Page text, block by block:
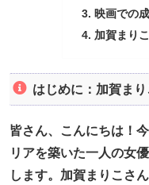
映画での
加賀まり
はじめに：加賀ま
皆さん、こんにちは！
リアを築いた一人の女
します。加賀まりこさ